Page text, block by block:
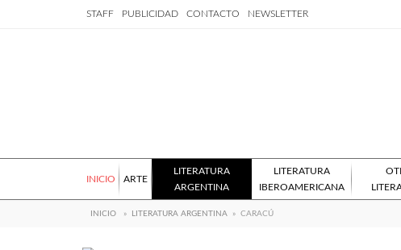
STAFF PUBLICIDAD CONTACTO NEWSLETTER
INICIO ARTE
LITERATURA
ARGENTINA
LITERATURA
IBEROAMERICANA
INICIO » LITERATURA ARGENTINA » CARACÚ